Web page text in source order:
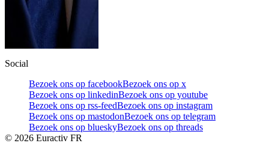
Social
Bezoek ons op facebookBezoek ons op x
Bezoek ons op linkedinBezoek ons op youtube
Bezoek ons op rss-feedBezoek ons op instagram
Bezoek ons op mastodonBezoek ons op telegram
Bezoek ons op blueskyBezoek ons op threads
© 2026 Euractiv FR